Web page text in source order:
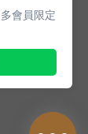
會員限定